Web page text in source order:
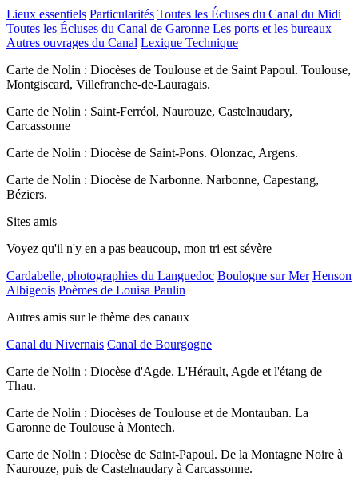
Lieux essentiels Particularités Toutes les Écluses du Canal du Midi
Toutes les Écluses du Canal de Garonne Les ports et les bureaux
Autres ouvrages du Canal Lexique Technique
Carte de Nolin : Diocèses de Toulouse et de Saint Papoul. Toulouse,
Montgiscard, Villefranche-de-Lauragais.
Carte de Nolin : Saint-Ferréol, Naurouze, Castelnaudary,
Carcassonne
Carte de Nolin : Diocèse de Saint-Pons. Olonzac, Argens.
Carte de Nolin : Diocèse de Narbonne. Narbonne, Capestang,
Béziers.
Sites amis
Voyez qu'il n'y en a pas beaucoup, mon tri est sévère
Cardabelle, photographies du Languedoc Boulogne sur Mer Henson
Albigeois Poèmes de Louisa Paulin
Autres amis sur le thème des canaux
Canal du Nivernais Canal de Bourgogne
Carte de Nolin : Diocèse d'Agde. L'Hérault, Agde et l'étang de
Thau.
Carte de Nolin : Diocèses de Toulouse et de Montauban. La
Garonne de Toulouse à Montech.
Carte de Nolin : Diocèse de Saint-Papoul. De la Montagne Noire à
Naurouze, puis de Castelnaudary à Carcassonne.